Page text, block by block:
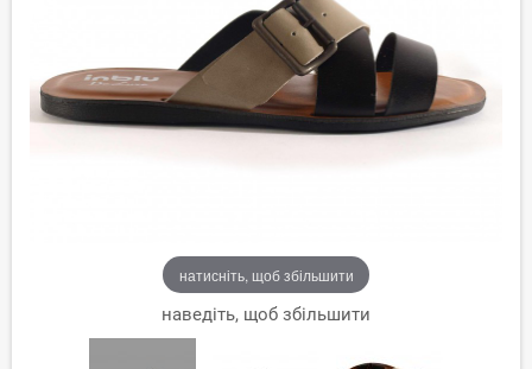
натисніть, щоб збільшити
наведіть, щоб збільшити